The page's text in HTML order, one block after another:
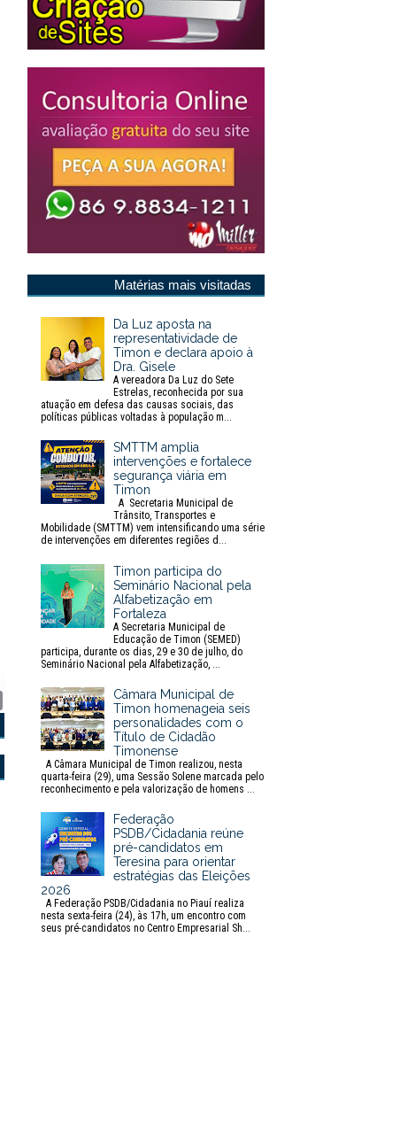
r
n
t
Matérias mais visitadas
Da Luz aposta na
representatividade de
Timon e declara apoio à
Dra. Gisele
A vereadora Da Luz do Sete
Estrelas, reconhecida por sua
atuação em defesa das causas sociais, das
políticas públicas voltadas à população m...
SMTTM amplia
intervenções e fortalece
segurança viária em
Timon
A Secretaria Municipal de
Trânsito, Transportes e
Mobilidade (SMTTM) vem intensificando uma série
de intervenções em diferentes regiões d...
Timon participa do
Seminário Nacional pela
Alfabetização em
Fortaleza
A Secretaria Municipal de
Educação de Timon (SEMED)
participa, durante os dias, 29 e 30 de julho, do
Seminário Nacional pela Alfabetização, ...
Câmara Municipal de
Timon homenageia seis
personalidades com o
Título de Cidadão
Timonense
A Câmara Municipal de Timon realizou, nesta
quarta-feira (29), uma Sessão Solene marcada pelo
reconhecimento e pela valorização de homens ...
Federação
PSDB/Cidadania reúne
pré-candidatos em
Teresina para orientar
estratégias das Eleições
2026
A Federação PSDB/Cidadania no Piauí realiza
nesta sexta-feira (24), às 17h, um encontro com
seus pré-candidatos no Centro Empresarial Sh...